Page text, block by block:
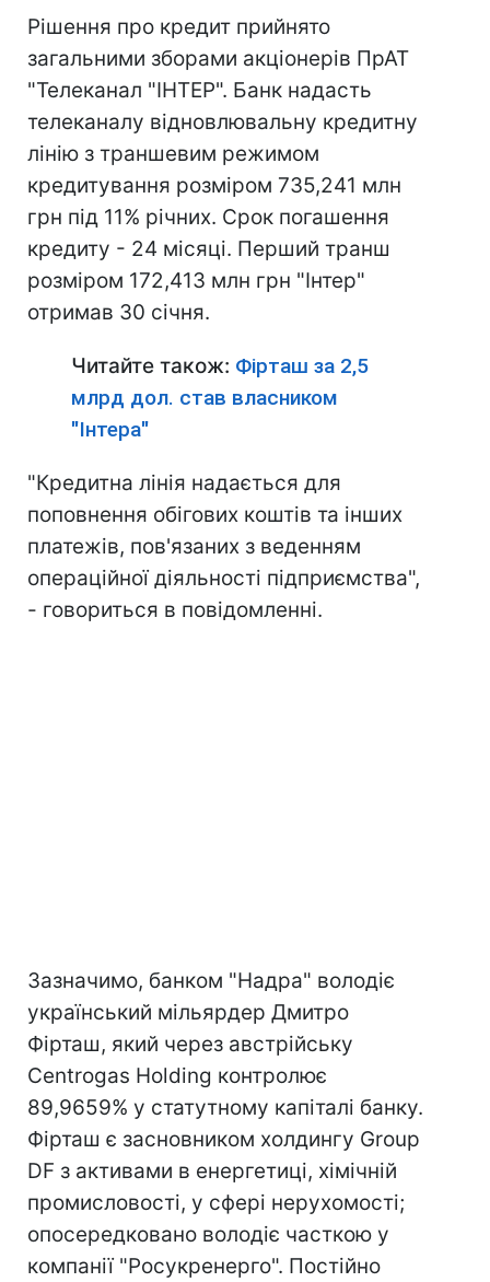
Рішення про кредит прийнято
загальними зборами акціонерів ПрАТ
"Телеканал "ІНТЕР". Банк надасть
телеканалу відновлювальну кредитну
лінію з траншевим режимом
кредитування розміром 735,241 млн
грн під 11% річних. Срок погашення
кредиту - 24 місяці. Перший транш
розміром 172,413 млн грн "Інтер"
отримав 30 січня.
Читайте також: Фірташ за 2,5
млрд дол. став власником
"Інтера"
"Кредитна лінія надається для
поповнення обігових коштів та інших
платежів, пов'язаних з веденням
операційної діяльності підприємства",
- говориться в повідомленні.
Зазначимо, банком "Надра" володіє
український мільярдер Дмитро
Фірташ, який через австрійську
Centrogas Holding контролює
89,9659% у статутному капіталі банку.
Фірташ є засновником холдингу Group
DF з активами в енергетиці, хімічній
промисловості, у сфері нерухомості;
опосередковано володіє часткою у
компанії "Росукренерго". Постійно